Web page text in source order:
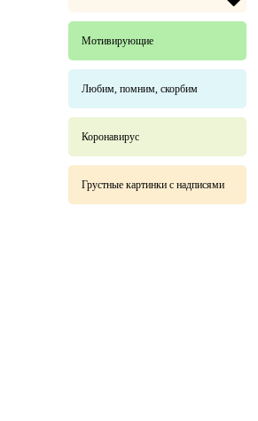
Мотивирующие
Любим, помним, скорбим
Коронавирус
Грустные картинки с надписями